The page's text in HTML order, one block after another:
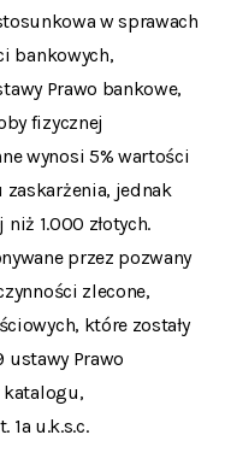
w sprawach
bankowych,
Prawo bankowe,
fizycznej
wynosi 5% wartości
jednak
1.000 złotych.
przez pozwany
zlecone,
które zostały
ustawy Prawo
katalogu,
1a u.k.s.c.